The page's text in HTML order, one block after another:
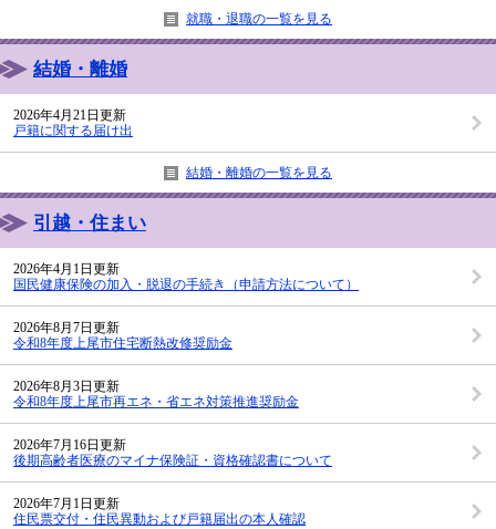
就職・退職の一覧を見る
結婚・離婚
2026年4月21日更新
戸籍に関する届け出
結婚・離婚の一覧を見る
引越・住まい
2026年4月1日更新
国民健康保険の加入・脱退の手続き（申請方法について）
2026年8月7日更新
令和8年度上尾市住宅断熱改修奨励金
2026年8月3日更新
令和8年度上尾市再エネ・省エネ対策推進奨励金
2026年7月16日更新
後期高齢者医療のマイナ保険証・資格確認書について
2026年7月1日更新
住民票交付・住民異動および戸籍届出の本人確認